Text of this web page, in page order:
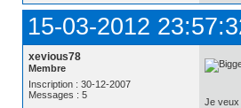
15-03-2012
xevious78
Membre
Inscription : 30-12-2007
Messages : 5
Je veux